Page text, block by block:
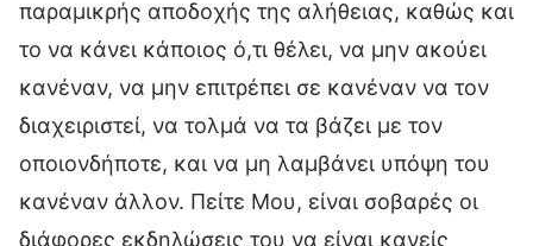
παραμικρής αποδοχής της αλήθειας, καθώς και
το να κάνει κάποιος ό,τι θέλει, να μην ακούει
κανέναν, να μην επιτρέπει σε κανέναν να τον
διαχειριστεί, να τολμά να τα βάζει με τον
οποιονδήποτε, και να μη λαμβάνει υπόψη του
κανέναν άλλον. Πείτε Μου, είναι σοβαρές οι
διάφορες εκδηλώσεις του να είναι κανείς